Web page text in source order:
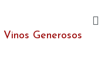
Vinos Generosos